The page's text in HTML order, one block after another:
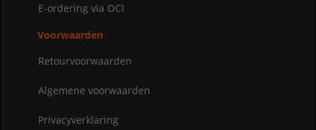
E-ordering via OCI
Voorwaarden
Retourvoorwaarden
Algemene voorwaarden
Privacyverklaring